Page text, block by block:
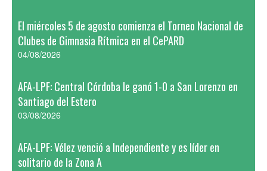
El miércoles 5 de agosto comienza el Torneo Nacional de
Clubes de Gimnasia Rítmica en el CePARD
04/08/2026
AFA-LPF: Central Córdoba le ganó 1-0 a San Lorenzo en
Santiago del Estero
03/08/2026
AFA-LPF: Vélez venció a Independiente y es líder en
solitario de la Zona A